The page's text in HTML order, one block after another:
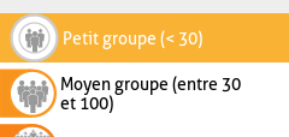
Petit groupe (< 30)
Moyen groupe (entre 30
et 100)